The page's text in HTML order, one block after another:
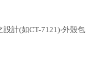
計(如CT-7121)‧外殼包